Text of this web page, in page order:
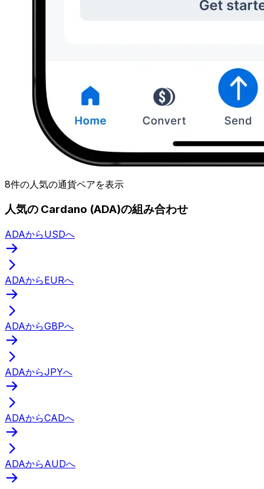
8件の人気の通貨ペアを表示
人気の Cardano (ADA)の組み合わせ
ADAからUSDへ
ADAからEURへ
ADAからGBPへ
ADAからJPYへ
ADAからCADへ
ADAからAUDへ